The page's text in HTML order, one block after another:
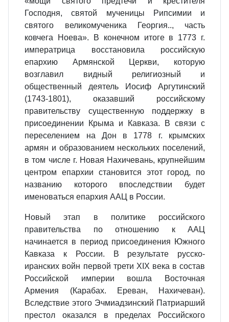
Господня, святой мученицы Рипсимии и
святого великомученика Георгия.., часть
ковчега Ноева». В конечном итоге в 1773 г.
императрица восстановила российскую
епархию Армянской Церкви, которую
возглавил видный религиозный и
общественный деятель Иосиф Аргутинский
(1743-1801), оказавший российскому
правительству существенную поддержку в
присоединении Крыма и Кавказа. В связи с
переселением на Дон в 1778 г. крымских
армян и образованием нескольких поселений,
в том числе г. Новая Нахичевань, крупнейшим
центром епархии становится этот город, по
названию которого впоследствии будет
именоваться епархия ААЦ в России.
Новый этап в политике российского
правительства по отношению к ААЦ
начинается в период присоединения Южного
Кавказа к России. В результате русско-
иранских войн первой трети XIX века в состав
Российской империи вошла Восточная
Армения (Карабах. Ереван, Нахичеван).
Вследствие этого Эчмиадзинский Патриарший
престол оказался в пределах Российского